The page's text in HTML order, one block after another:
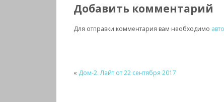
Добавить комментарий
Для отправки комментария вам необходимо
« Дом-2. Лайт от 22 сентября 2017